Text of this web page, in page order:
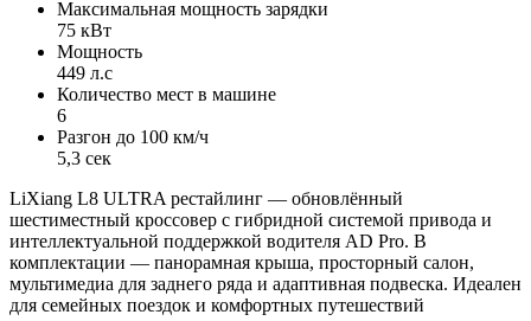
Максимальная мощность зарядки
75 кВт
Мощность
449 л.с
Количество мест в машине
6
Разгон до 100 км/ч
5,3 сек
LiXiang L8 ULTRA рестайлинг — обновлённый
шестиместный кроссовер с гибридной системой привода и
интеллектуальной поддержкой водителя AD Pro. В
комплектации — панорамная крыша, просторный салон,
мультимедиа для заднего ряда и адаптивная подвеска. Идеален
для семейных поездок и комфортных путешествий